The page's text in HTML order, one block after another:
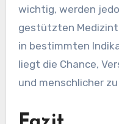
wichtig, werden
gestützten
in bestimmten
liegt die Chance,
und menschlicher